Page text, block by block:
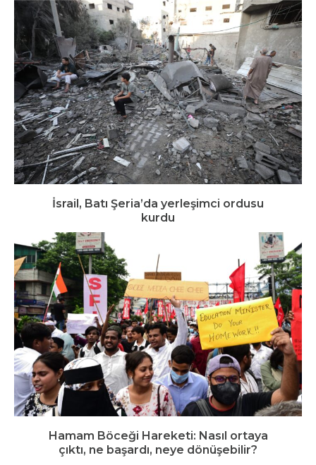
İsrail, Batı Şeria’da yerleşimci ordusu
kurdu
Hamam Böceği Hareketi: Nasıl ortaya
çıktı, ne başardı, neye dönüşebilir?